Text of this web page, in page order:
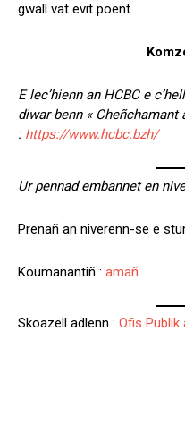
gwall vat evit poent…
E lec’hienn an HCBC e
diwar-benn « Cheñchamant
: https://www.hcbc.bzh/
Ur pennad embannet en
Prenañ an niverenn-se e
Koumanantiñ : amañ
Skoazell adlenn : Ofis Publik